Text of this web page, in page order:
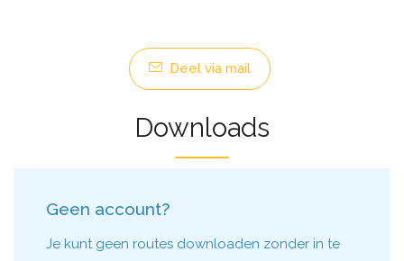
Deel via mail
Downloads
Geen account?
Je kunt geen routes downloaden zonder in te